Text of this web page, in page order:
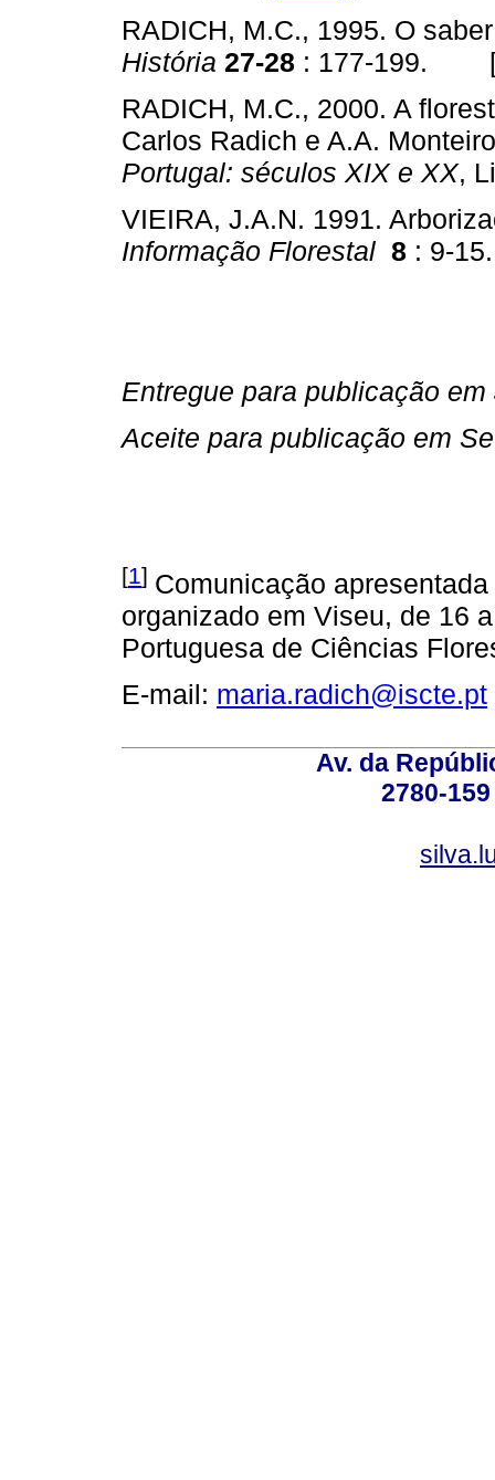
RADICH, M.C., 1995. O
História 27-28 : 177-199.
RADICH, M.C., 2000. A
Carlos Radich e A.A.
Portugal: séculos XIX e XX,
VIEIRA, J.A.N. 1991.
Informação Florestal 8 : 9-
Entregue para publicação
Aceite para publicação em
[1] Comunicação
organizado em Viseu, de 16
Portuguesa de Ciências
E-mail: maria.radich@iscte.pt
Av. da
2780-